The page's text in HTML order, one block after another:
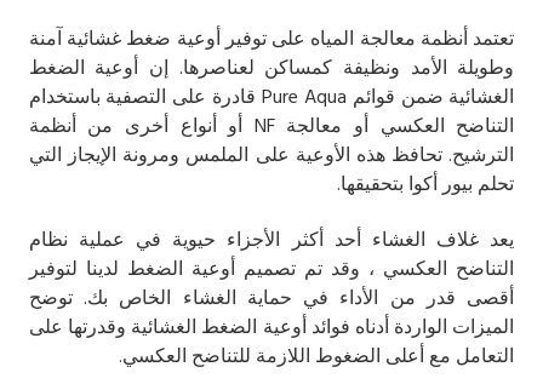
تعتمد أنظمة معالجة المياه على توفير أوعية ضغط غشائية آمنة
وطويلة الأمد ونظيفة كمساكن لعناصرها. إن أوعية الضغط
الغشائية ضمن قوائم Pure Aqua قادرة على التصفية باستخدام
التناضح العكسي أو معالجة NF أو أنواع أخرى من أنظمة
الترشيح. تحافظ هذه الأوعية على الملمس ومرونة الإيجاز التي
تحلم بيور أكوا بتحقيقها.
يعد غلاف الغشاء أحد أكثر الأجزاء حيوية في عملية نظام
التناضح العكسي ، وقد تم تصميم أوعية الضغط لدينا لتوفير
أقصى قدر من الأداء في حماية الغشاء الخاص بك. توضح
الميزات الواردة أدناه فوائد أوعية الضغط الغشائية وقدرتها على
التعامل مع أعلى الضغوط اللازمة للتناضح العكسي.